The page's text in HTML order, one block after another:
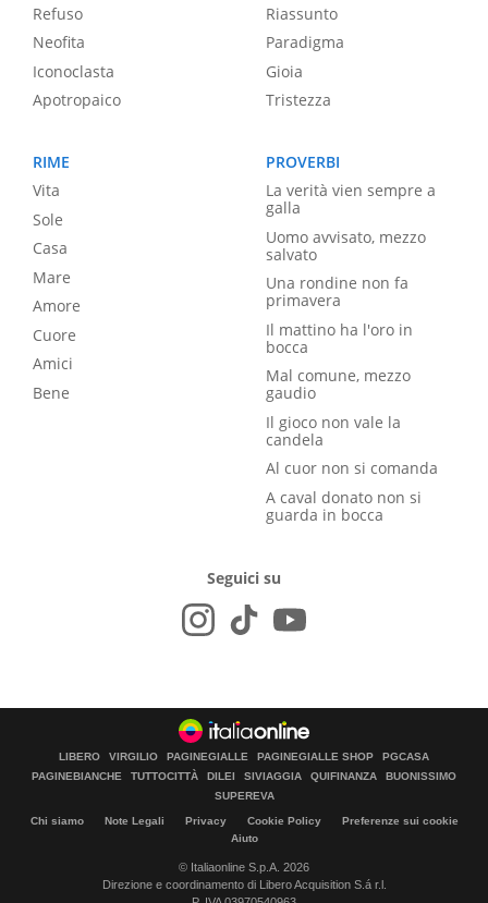
Refuso
Neofita
Iconoclasta
Apotropaico
Riassunto
Paradigma
Gioia
Tristezza
RIME
Vita
Sole
Casa
Mare
Amore
Cuore
Amici
Bene
PROVERBI
La verità vien sempre a
galla
Uomo avvisato, mezzo
salvato
Una rondine non fa
primavera
Il mattino ha l'oro in
bocca
Mal comune, mezzo
gaudio
Il gioco non vale la
candela
Al cuor non si comanda
A caval donato non si
guarda in bocca
Seguici su
LIBERO VIRGILIO PAGINEGIALLE PAGINEGIALLE SHOP
PGCASA
PAGINEBIANCHE
TUTTOCITTÀ DILEI SIVIAGGIA QUIFINANZA
BUONISSIMO
SUPEREVA
Chi siamo Note Legali Privacy Cookie Policy
Preferenze sui cookie
Aiuto
© Italiaonline S.p.A. 2026
Direzione e coordinamento di Libero Acquisition S.á r.l.